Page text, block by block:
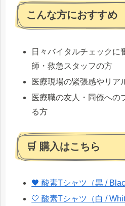
こんな方におすすめ
日々バイタルチェックに
師・救急スタッフの方
医療現場の緊張感やリア
医療職の友人・同僚への
る方
🛒 購入はこちら
🖤 酸素Tシャツ（黒 /
🤍 酸素Tシャツ（白 /